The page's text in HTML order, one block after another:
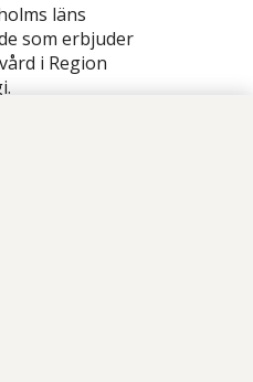
läns
som erbjuder
i Region